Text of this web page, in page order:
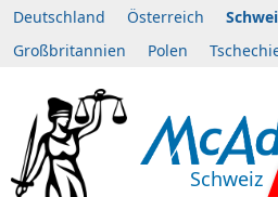
Deutschland Österreich
Großbritannien
Polen
Schweiz